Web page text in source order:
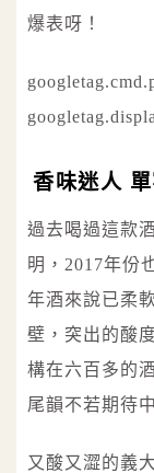
爆表呀！
香味迷人
過去喝過這款
明，2017年份
年酒來說已柔
壁，突出的酸
構在六百多的
尾韻不若期待
又酸又澀的義